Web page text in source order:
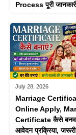
Process पूरी
July 28, 2026
Marriage
Online Apply,
Certificate कैसे
आवेदन प्रक्रिया,